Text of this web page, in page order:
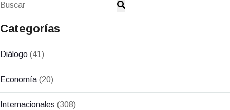
Categorías
Diálogo (41)
Economía (20)
Internacionales (308)